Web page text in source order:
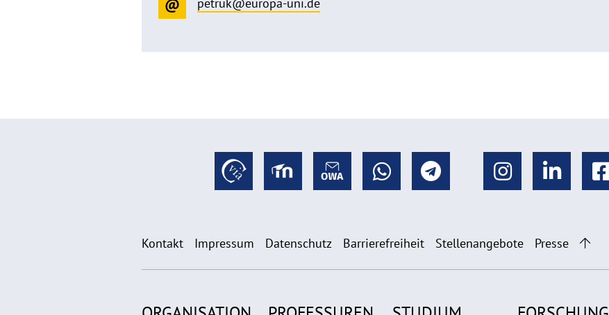
petruk@europa-uni.de
Kontakt Impressum Datenschutz Barrierefreiheit Stellenangebote Presse